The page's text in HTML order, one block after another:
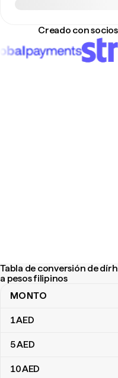
Creado con
Tabla de conversión de
a pesos filipinos
Tabla de conversión de
MONTO
1AED
5AED
10AED